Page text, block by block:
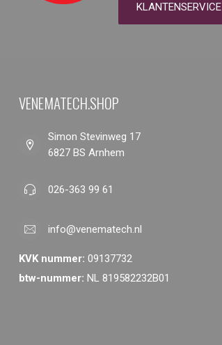
KLANTENSERVICE
VENEMATECH.SHOP
Simon Stevinweg 17
6827 BS Arnhem
026-363 99 61
info@venematech.nl
KVK nummer: 09137732
btw-nummer: NL 819582232B01